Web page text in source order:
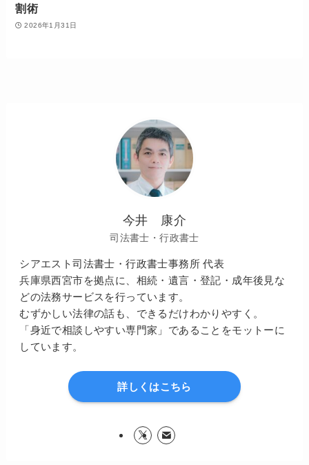
割術
2026年1月31日
今井 康介
司法書士・行政書士
シアエスト司法書士・行政書士事務所 代表
兵庫県西宮市を拠点に、相続・遺言・登記・成年後見な
どの法務サービスを行っています。
むずかしい法律の話も、できるだけわかりやすく。
「身近で相談しやすい専門家」であることをモットーに
しています。
詳しくはこちら